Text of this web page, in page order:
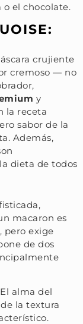
el chocolate.
crujiente
cremoso — no
y
la receta
sabor de la
Además,
dieta de todos
macaron es
pero exige
de dos
El alma del
la textura